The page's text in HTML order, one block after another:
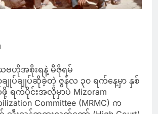
ဗဟိုအစိုးရနဲ့ မီဇိုရမ်
စာချုပ်ချုပ်ဆိုခဲ့တဲ့ ဇွန်လ ၃၀ ရက်နေ့မှာ နှစ်
ဖို့ ရက်ပိုင်းအလိုမှာပဲ Mizoram
Committee (MRMC) က